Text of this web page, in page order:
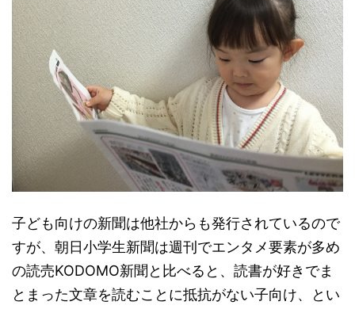
子ども向けの新聞は他社からも発行されているので
すが、朝日小学生新聞は週刊でエンタメ要素が多め
の読売KODOMO新聞と比べると、読書が好きでま
とまった文章を読むことに抵抗がない子向け、とい